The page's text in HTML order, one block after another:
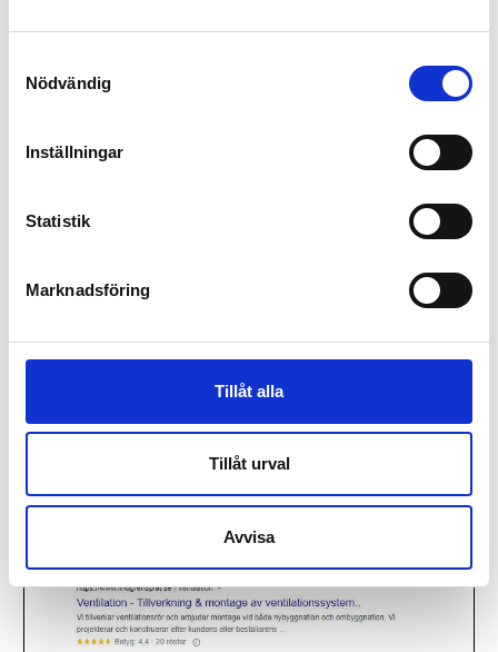
Nödvändig
Inställningar
Statistik
Marknadsföring
Tillåt alla
Tillåt urval
Avvisa